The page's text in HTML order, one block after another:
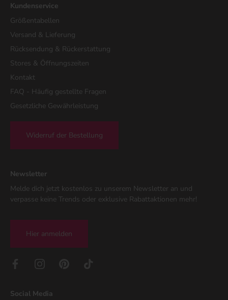
Kundenservice
Größentabellen
Versand & Lieferung
Rücksendung & Rückerstattung
Stores & Öffnungszeiten
Kontakt
FAQ - Häufig gestellte Fragen
Gesetzliche Gewährleistung
Widerruf der Bestellung
Newsletter
Melde dich jetzt kostenlos zu unserem Newsletter an und
verpasse keine Trends oder exklusive Rabattaktionen mehr!
Hier anmelden
Social Media